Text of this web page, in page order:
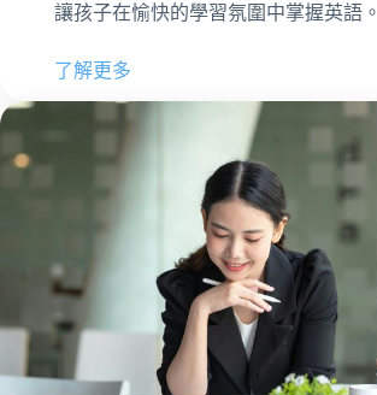
讓孩子在愉快的學習氛圍中掌握英語。
了解更多